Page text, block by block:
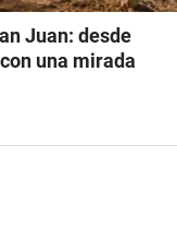
Juan: desde
una mirada